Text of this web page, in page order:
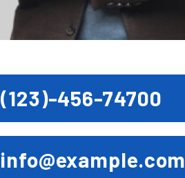
(123)-456-74700
info@example.com